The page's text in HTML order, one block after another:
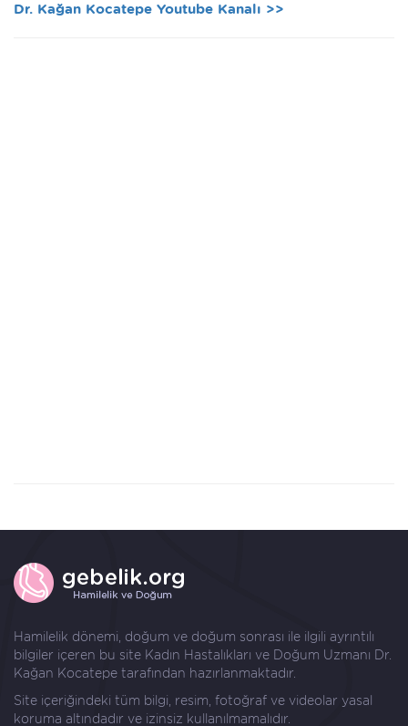
Dr. Kağan Kocatepe Youtube Kanalı >>
Hamilelik dönemi, doğum ve doğum sonrası ile ilgili ayrıntılı
bilgiler içeren bu site Kadın Hastalıkları ve Doğum Uzmanı Dr.
Kağan Kocatepe tarafından hazırlanmaktadır.
Site içeriğindeki tüm bilgi, resim, fotoğraf ve videolar yasal
koruma altındadır ve izinsiz kullanılmamalıdır.